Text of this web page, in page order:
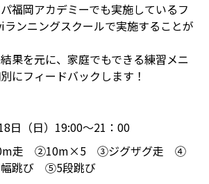
福岡アカデミーでも実施しているフ
ランニングスクールで実施することが
果を元に、家庭でもできる練習メニ
にフィードバックします！
日（日）19:00〜21：00
走 ②10m×5 ③ジグザグ走 ④
幅跳び ⑤5段跳び